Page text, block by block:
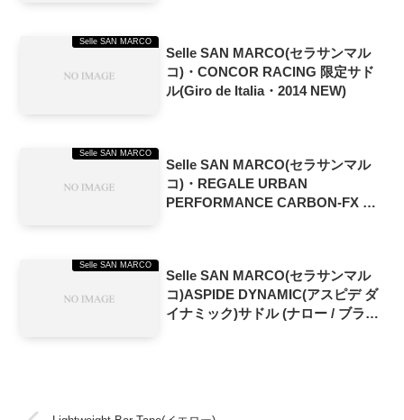
Selle SAN MARCO
Selle SAN MARCO(セラサンマル
コ)・CONCOR RACING 限定サド
ル(Giro de Italia・2014 NEW)
Selle SAN MARCO
Selle SAN MARCO(セラサンマル
コ)・REGALE URBAN
PERFORMANCE CARBON-FX サ
Selle SAN MARCO
Selle SAN MARCO(セラサンマル
コ)ASPIDE DYNAMIC(アスピデ ダ
イナミック)サドル (ナロー / ブラッ